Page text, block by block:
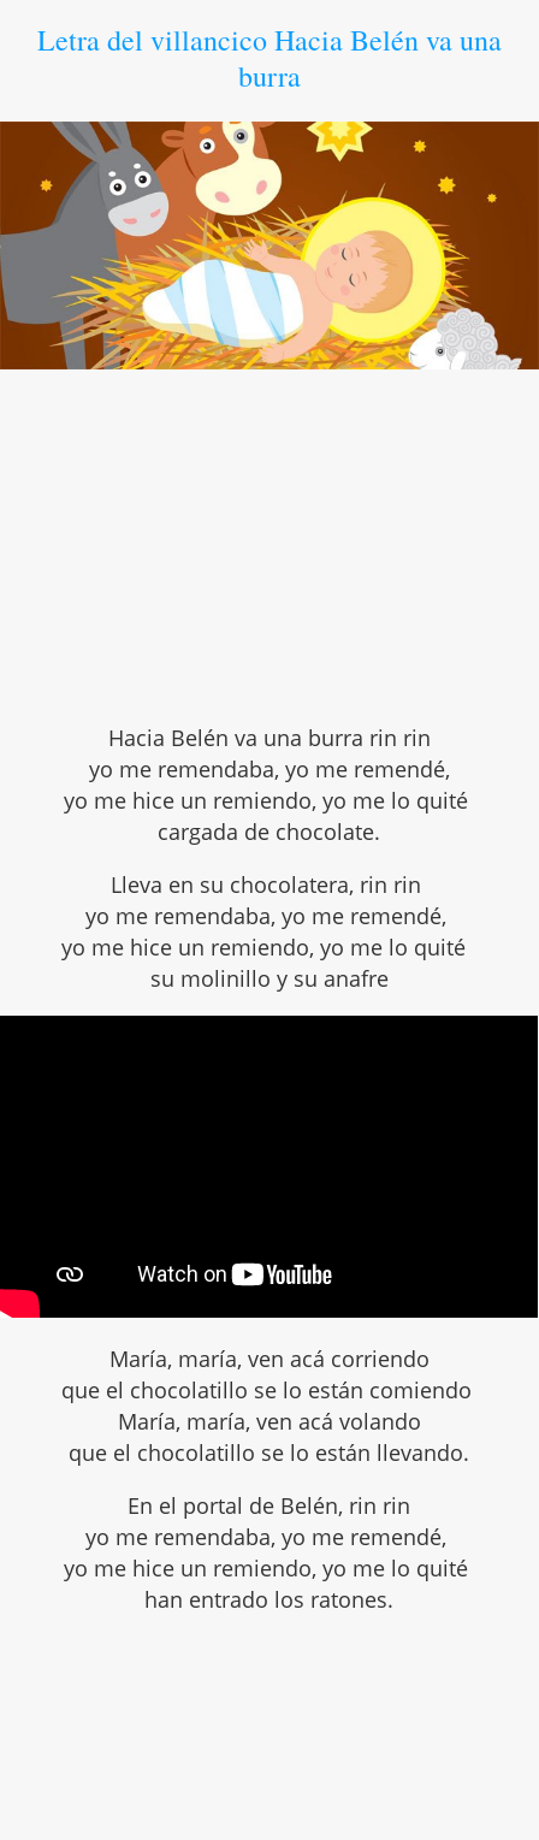
Letra del villancico Hacia Belén va una
burra
Hacia Belén va una burra rin rin
yo me remendaba, yo me remendé,
yo me hice un remiendo, yo me lo quité
cargada de chocolate.
Lleva en su chocolatera, rin rin
yo me remendaba, yo me remendé,
yo me hice un remiendo, yo me lo quité
su molinillo y su anafre
María, maría, ven acá corriendo
que el chocolatillo se lo están comiendo
María, maría, ven acá volando
que el chocolatillo se lo están llevando.
En el portal de Belén, rin rin
yo me remendaba, yo me remendé,
yo me hice un remiendo, yo me lo quité
han entrado los ratones.